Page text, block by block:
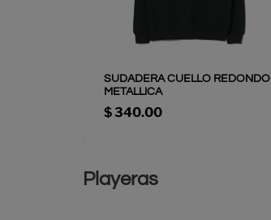
SUDADERA CUELLO REDONDO
METALLICA
$ 340.00
Playeras